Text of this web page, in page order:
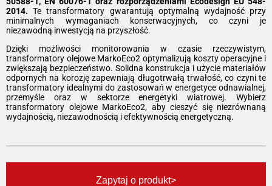
2014. Te transformatory gwarantują optymalną wydajność przy
minimalnych wymaganiach konserwacyjnych, co czyni je
niezawodną inwestycją na przyszłość.
Dzięki możliwości monitorowania w czasie rzeczywistym,
transformatory olejowe MarkoEco2 optymalizują koszty operacyjne i
zwiększają bezpieczeństwo. Solidna konstrukcja i użycie materiałów
odpornych na korozję zapewniają długotrwałą trwałość, co czyni te
transformatory idealnymi do zastosowań w energetyce odnawialnej,
przemyśle oraz w sektorze energetyki wiatrowej. Wybierz
transformatory olejowe MarkoEco2, aby cieszyć się niezrównaną
wydajnością, niezawodnością i efektywnością energetyczną.
Zapytaj o produkt